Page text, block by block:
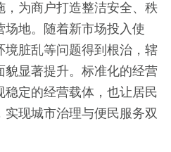
，为商户打造整洁安全、秩
场地。随着新市场投入使
境脏乱等问题得到根治，辖
貌显著提升。标准化的经营
定的经营载体，也让居民
现城市治理与便民服务双